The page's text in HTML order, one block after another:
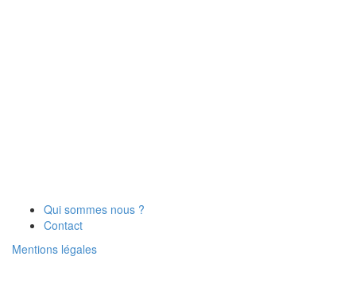
Qui sommes nous ?
Contact
Mentions légales